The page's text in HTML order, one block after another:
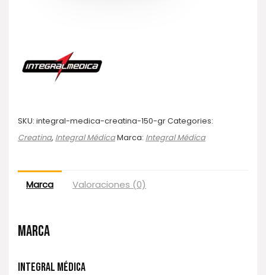
SKU: integral-medica-creatina-150-grCategories:
Creatina, Integral MédicaMarca: Integral Médica
Marca Valoraciones (0)
MARCA
INTEGRAL MÉDICA